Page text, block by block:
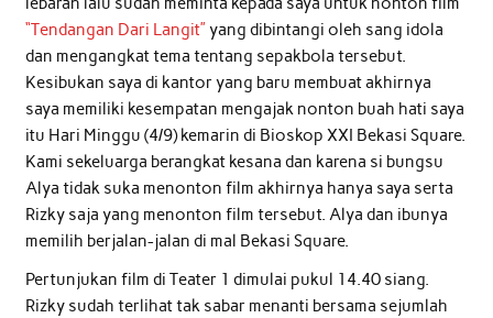
“Tendangan Dari Langit” yang dibintangi oleh sang idola
dan mengangkat tema tentang sepakbola tersebut.
Kesibukan saya di kantor yang baru membuat akhirnya
saya memiliki kesempatan mengajak nonton buah hati saya
itu Hari Minggu (4/9) kemarin di Bioskop XXI Bekasi Square.
Kami sekeluarga berangkat kesana dan karena si bungsu
Alya tidak suka menonton film akhirnya hanya saya serta
Rizky saja yang menonton film tersebut. Alya dan ibunya
memilih berjalan-jalan di mal Bekasi Square.
Pertunjukan film di Teater 1 dimulai pukul 14.40 siang.
Rizky sudah terlihat tak sabar menanti bersama sejumlah